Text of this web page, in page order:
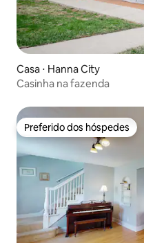
Casa ⋅ Hanna City
Casinha na fazenda
Preferido dos hóspedes
Preferido dos hóspedes